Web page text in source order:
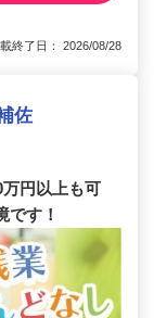
終了日： 2026/08/28
佐
万円以上も可
です！